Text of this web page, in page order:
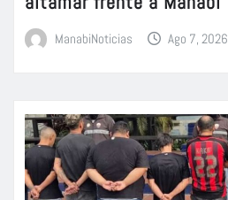
ManabiNoticias Ago 7, 2026